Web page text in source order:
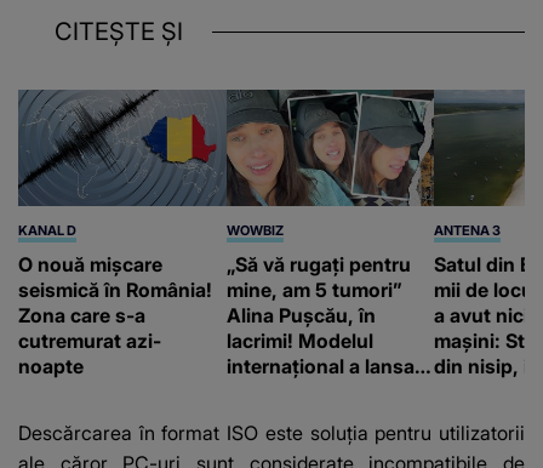
CITEȘTE ȘI
KANAL D
O nouă mișcare
seismică în România!
Zona care s-a
cutremurat azi-
noapte
WOWBIZ
„Să vă rugați pentru
mine, am 5 tumori”
Alina Pușcău, în
lacrimi! Modelul
internațional a lansat
o boală gravă
ANTENA 3
Satul din
mii de
a avut
mașini:
din nisip,
Descărcarea în format ISO este soluția pentru utilizatorii